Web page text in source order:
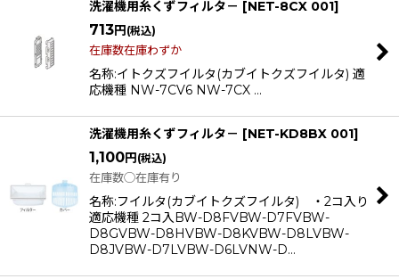
洗濯機用糸くずフィルタ－ [NET-8CX 001]
713円 (税込)
在庫数在庫わずか
名称:イトクズフイルタ(カブイトクズフイルタ) 適
応機種 NW-7CV6 NW-7CX …
洗濯機用糸くずフィルタ－ [NET-KD8BX 001]
1,100円 (税込)
在庫数◯在庫有り
名称:フイルタ(カブイトクズフイルタ) ・2コ入り
適応機種 2コ入BW-D8FVBW-D7FVBW-
D8GVBW-D8HVBW-D8KVBW-D8LVBW-
D8JVBW-D7LVBW-D6LVNW-D…